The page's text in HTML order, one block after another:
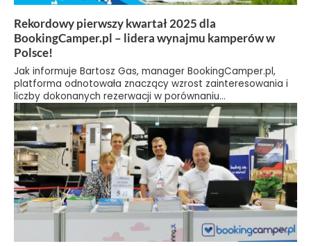
Rekordowy pierwszy kwartał 2025 dla
BookingCamper.pl – lidera wynajmu kamperów w
Polsce!
Jak informuje Bartosz Gas, manager BookingCamper.pl,
platforma odnotowała znaczący wzrost zainteresowania i
liczby dokonanych rezerwacji w porównaniu...